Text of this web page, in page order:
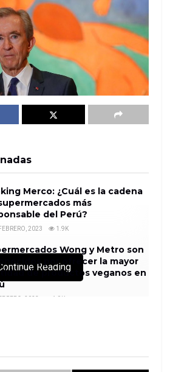
Merco: ¿Cuál es la cadena
más
del Perú?
2023 1.9K
Wong y Metro son
por ofrecer la mayor
de productos veganos en
2023 1.9K
Reading